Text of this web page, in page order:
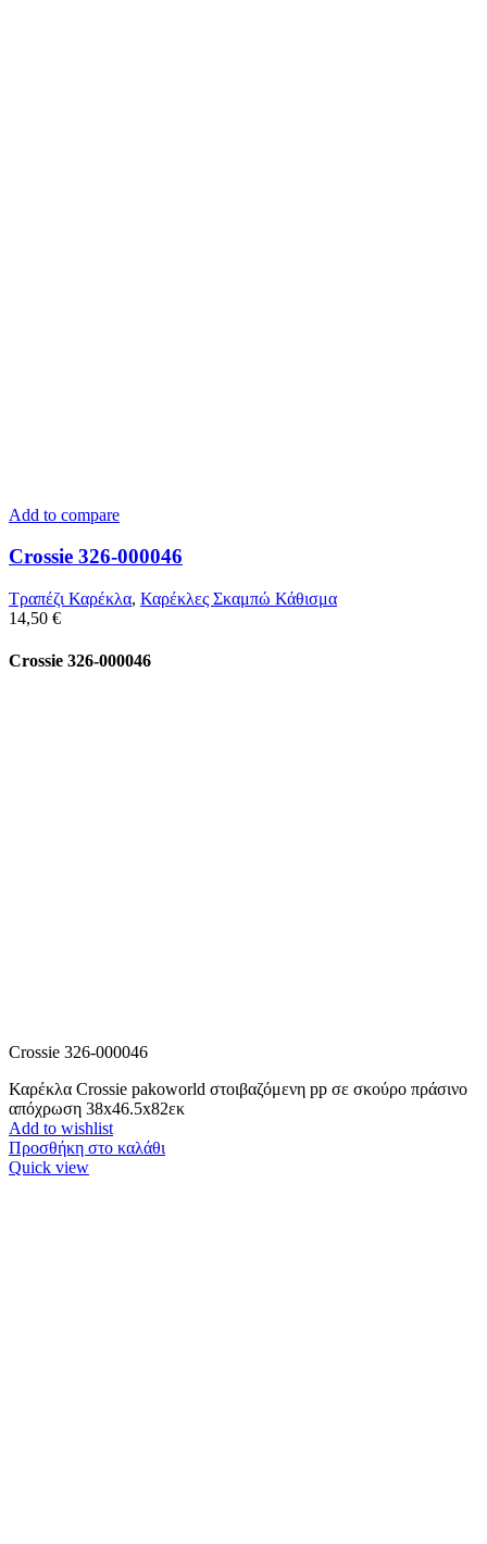
Add to compare
Crossie 326-000046
Τραπέζι Καρέκλα, Καρέκλες Σκαμπώ Κάθισμα
14,50 €
Crossie 326-000046
Crossie 326-000046
Καρέκλα Crossie pakoworld στοιβαζόμενη pp σε σκούρο πράσινο
απόχρωση 38x46.5x82εκ
Add to wishlist
Προσθήκη στο καλάθι
Quick view